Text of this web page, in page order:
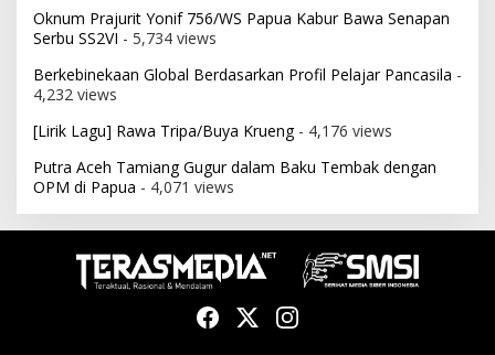
Oknum Prajurit Yonif 756/WS Papua Kabur Bawa Senapan
Serbu SS2VI - 5,734 views
Berkebinekaan Global Berdasarkan Profil Pelajar Pancasila -
4,232 views
[Lirik Lagu] Rawa Tripa/Buya Krueng- 4,176 views
Putra Aceh Tamiang Gugur dalam Baku Tembak dengan
OPM di Papua - 4,071 views